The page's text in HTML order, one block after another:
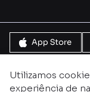
Utilizamos
experiência de